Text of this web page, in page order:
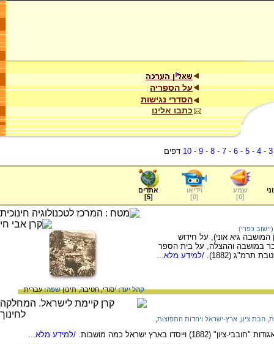
על הספריה
הסדרי נגישות
כתבו אלינו
3
-
4
-
5
-
6
-
7
-
8
-
9
-
10 דפים
שמע
[
0
]
וידיאו
[
0
]
אתרים
[
5
]
כפרי)
גיא אוני), על חידוש
במושבה וההצלה, על בית הספר
(1882).
/למידע מלא...
קהל יעד:יסודי,חטיבה,תיכוןשפה:עברית
חבת ציון ארץ-ישראל ויהדות התפוצות
בארץ ישראל כמה מושבות. /למידע מלא...